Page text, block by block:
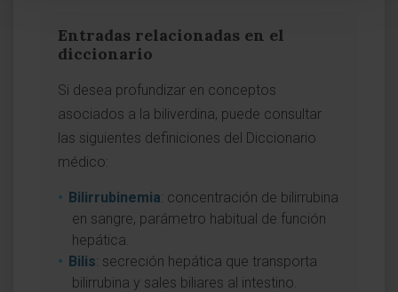
Entradas relacionadas en el
diccionario
Si desea profundizar en conceptos
asociados a la biliverdina, puede consultar
las siguientes definiciones del Diccionario
médico:
Bilirrubinemia: concentración de bilirrubina
en sangre, parámetro habitual de función
hepática.
Bilis: secreción hepática que transporta
bilirrubina y sales biliares al intestino.